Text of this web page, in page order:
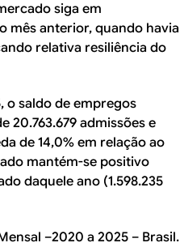
siga em
mês anterior, quando havia
relativa resiliência do
o saldo de empregos
20.763.679 admissões e
de 14,0% em relação ao
mantém-se positivo
daquele ano (1.598.235
–2020 a 2025 – Brasil.